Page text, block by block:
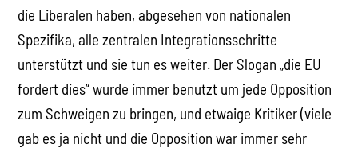
die Liberalen haben, abgesehen von nationalen
Spezifika, alle zentralen Integrationsschritte
unterstützt und sie tun es weiter. Der Slogan „die EU
fordert dies“ wurde immer benutzt um jede Opposition
zum Schweigen zu bringen, und etwaige Kritiker (viele
gab es ja nicht und die Opposition war immer sehr